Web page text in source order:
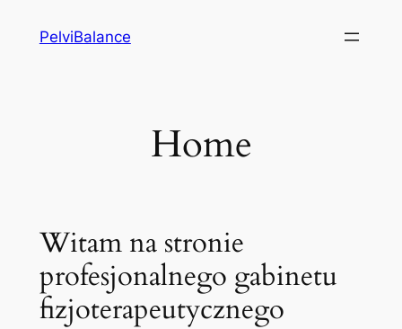
PelviBalance
Home
Witam na stronie
profesjonalnego gabinetu
fizjoterapeutycznego